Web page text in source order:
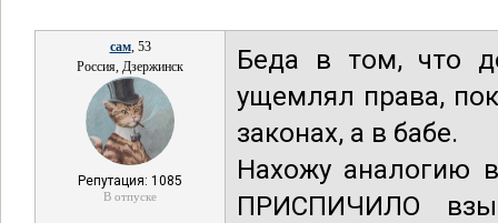
сам, 53
Россия, Дзержинск
Репутация: 1085
В отпуске
Беда в том, что
ущемлял права,
законах, а в бабе.
Нахожу аналогию
ПРИСПИЧИЛО